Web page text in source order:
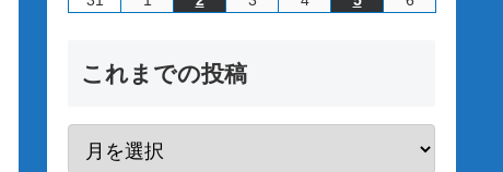
これまでの投稿